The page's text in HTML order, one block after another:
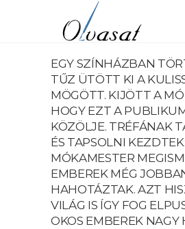
EGY SZÍNHÁZBAN
TŰZ ÜTÖTT KI A
MÖGÖTT. KIJÖTT A
HOGY EZT A
KÖZÖLJE. TRÉFÁNAK
ÉS TAPSOLNI
MÓKAMESTER
EMBEREK MÉG
HAHOTÁZTAK. AZT
VILÁG IS ÍGY FOG
OKOS EMBEREK NAGY